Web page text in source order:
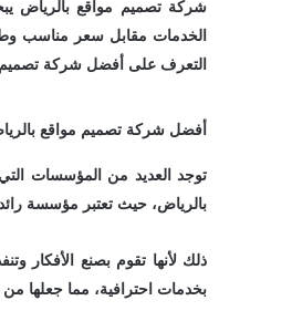
شركة تصميم مواقع بالرياض
الخدمات مقابل سعر مناسب
التعرف على أفضل شركة تصميم
أفضل شركة تصميم مواقع
توجد العديد من المؤسسات
بالرياض، حيث تعتبر مؤسسة
بخدمات احترافية، مما جعلها من